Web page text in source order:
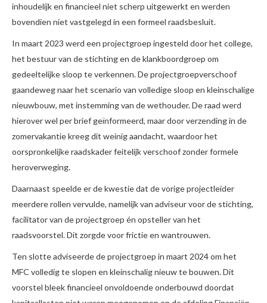
inhoudelijk en financieel niet scherp uitgewerkt en werden
bovendien niet vastgelegd in een formeel raadsbesluit.
In maart 2023 werd een projectgroep ingesteld door het college,
het bestuur van de stichting en de klankboordgroep om
gedeeltelijke sloop te verkennen. De projectgroepverschoof
gaandeweg naar het scenario van volledige sloop en kleinschalige
nieuwbouw, met instemming van de wethouder. De raad werd
hierover wel per brief geïnformeerd, maar door verzending in de
zomervakantie kreeg dit weinig aandacht, waardoor het
oorspronkelijke raadskader feitelijk verschoof zonder formele
heroverweging.
Daarnaast speelde er de kwestie dat de vorige projectleider
meerdere rollen vervulde, namelijk van adviseur voor de stichting,
facilitator van de projectgroep én opsteller van het
raadsvoorstel. Dit zorgde voor frictie en wantrouwen.
Ten slotte adviseerde de projectgroep in maart 2024 om het
MFC volledig te slopen en kleinschalig nieuw te bouwen. Dit
voorstel bleek financieel onvoldoende onderbouwd doordat